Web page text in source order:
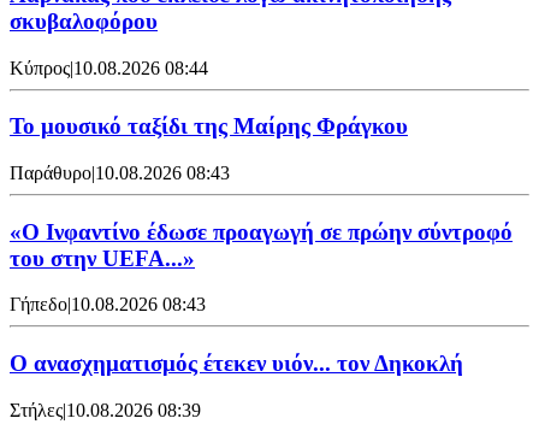
σκυβαλοφόρου
Κύπρος|10.08.2026 08:44
Το μουσικό ταξίδι της Μαίρης Φράγκου
Παράθυρο|10.08.2026 08:43
«Ο Ινφαντίνο έδωσε προαγωγή σε πρώην σύντροφό
του στην UEFA...»
Γήπεδο|10.08.2026 08:43
Ο ανασχηματισμός έτεκεν υιόν... τον Δηκοκλή
Στήλες|10.08.2026 08:39